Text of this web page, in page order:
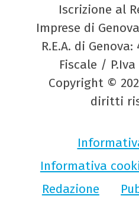
Iscrizione al
Imprese di
R.E.A. di
Fiscale / P.Iva
Copyright ©
diritti
Informativa
Redazione